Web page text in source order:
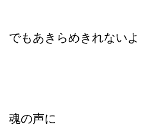
でもあきらめきれないよ
魂の声に